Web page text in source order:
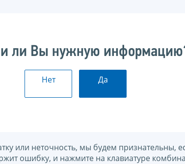
ли Вы нужную
Нет Да
или неточность, мы будем признательны,
ошибку, и нажмите на клавиатуре